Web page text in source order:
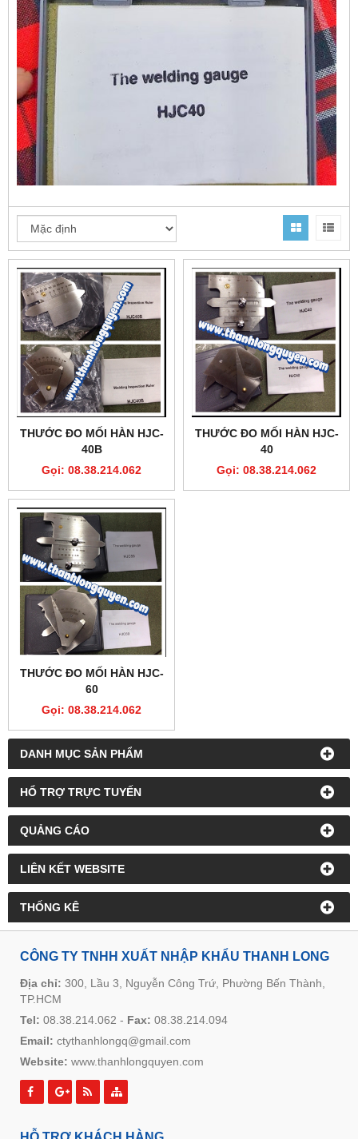
DANH MỤC SẢN PHẨM
HỔ TRỢ TRỰC TUYẾN
QUẢNG CÁO
LIÊN KẾT WEBSITE
THỐNG KÊ
THƯỚC ĐO MỐI HÀN HJC-
40B
Gọi: 08.38.214.062
THƯỚC ĐO MỐI HÀN HJC-
40
Gọi: 08.38.214.062
THƯỚC ĐO MỐI HÀN HJC-
60
Gọi: 08.38.214.062
CÔNG TY TNHH XUẤT NHẬP KHẨU THANH LONG
Địa chỉ: 300, Lầu 3, Nguyễn Công Trứ, Phường Bến Thành,
TP.HCM
Tel: 08.38.214.062 - Fax: 08.38.214.094
Email: ctythanhlongq@gmail.com
Website: www.thanhlongquyen.com